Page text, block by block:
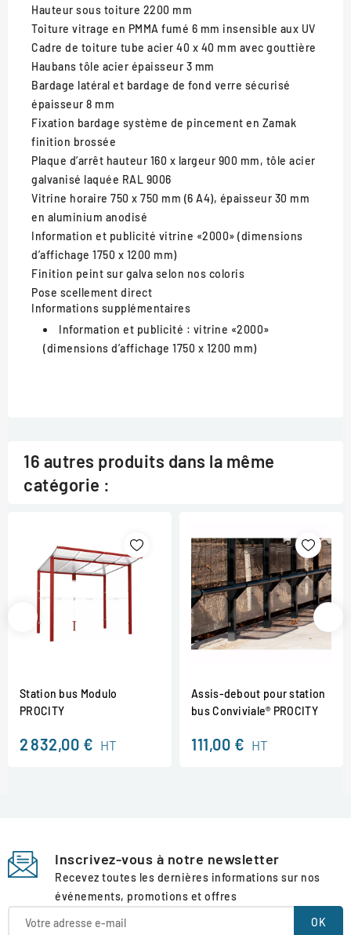
Hauteur sous toiture 2200 mm
Toiture vitrage en PMMA fumé 6 mm insensible aux UV
Cadre de toiture tube acier 40 x 40 mm avec gouttière
Haubans tôle acier épaisseur 3 mm
Bardage latéral et bardage de fond verre sécurisé
épaisseur 8 mm
Fixation bardage système de pincement en Zamak
finition brossée
Plaque d’arrêt hauteur 160 x largeur 900 mm, tôle acier
galvanisé laquée RAL 9006
Vitrine horaire 750 x 750 mm (6 A4), épaisseur 30 mm
en aluminium anodisé
Information et publicité vitrine «2000» (dimensions
d’affichage 1750 x 1200 mm)
Finition peint sur galva selon nos coloris
Pose scellement direct
Informations supplémentaires
Information et publicité : vitrine «2000»
(dimensions d’affichage 1750 x 1200 mm)
16 autres produits dans la même
catégorie :
Station bus Modulo
PROCITY
2 832,00 € HT
Assis-debout pour station
bus Conviviale® PROCITY
111,00 € HT
Inscrivez-vous à notre newsletter
Recevez toutes les dernières informations sur nos
événements, promotions et offres